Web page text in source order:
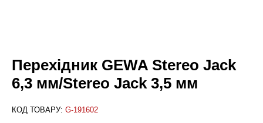
Перехідник GEWA Stereo Jack
6,3 мм/Stereo Jack 3,5 мм
КОД ТОВАРУ: G-191602